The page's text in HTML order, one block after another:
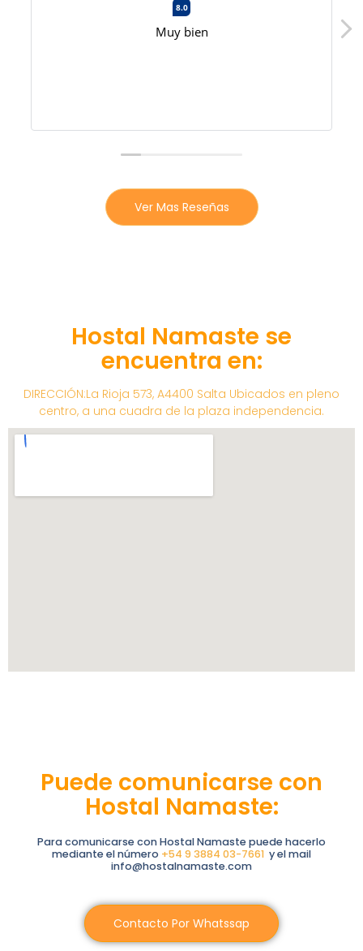
8.0
Muy bien
Ver Mas Reseñas
Hostal Namaste se
encuentra en:
DIRECCIÓN:La Rioja 573, A4400 Salta Ubicados en pleno
centro, a una cuadra de la plaza independencia.
Puede comunicarse con
Hostal Namaste:
Para comunicarse con Hostal Namaste puede hacerlo
mediante el número +54 9 3884 03-7661 y el mail
info@hostalnamaste.com
Contacto Por Whatssap